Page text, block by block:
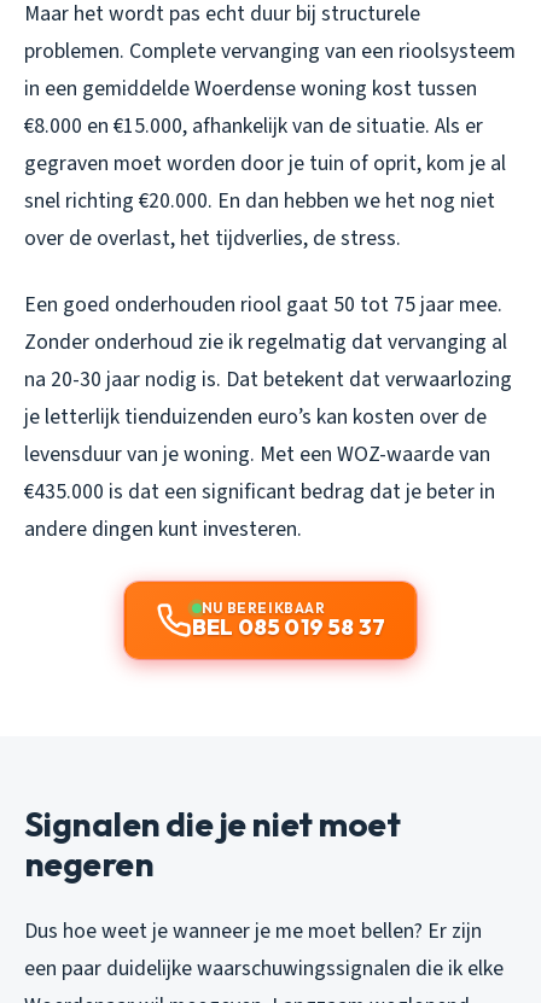
Maar het wordt pas echt duur bij structurele
problemen. Complete vervanging van een rioolsysteem
in een gemiddelde Woerdense woning kost tussen
€8.000 en €15.000, afhankelijk van de situatie. Als er
gegraven moet worden door je tuin of oprit, kom je al
snel richting €20.000. En dan hebben we het nog niet
over de overlast, het tijdverlies, de stress.
Een goed onderhouden riool gaat 50 tot 75 jaar mee.
Zonder onderhoud zie ik regelmatig dat vervanging al
na 20-30 jaar nodig is. Dat betekent dat verwaarlozing
je letterlijk tienduizenden euro’s kan kosten over de
levensduur van je woning. Met een WOZ-waarde van
€435.000 is dat een significant bedrag dat je beter in
andere dingen kunt investeren.
NU BEREIKBAAR
BEL 085 019 58 37
Signalen die je niet moet
negeren
Dus hoe weet je wanneer je me moet bellen? Er zijn
een paar duidelijke waarschuwingssignalen die ik elke